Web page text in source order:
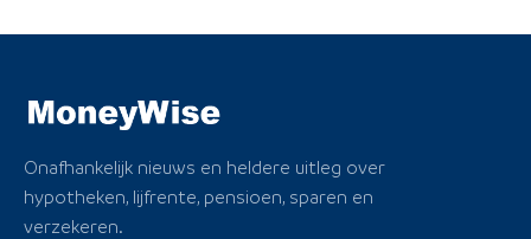
Onafhankelijk nieuws en heldere uitleg over
hypotheken, lijfrente, pensioen, sparen en
verzekeren.